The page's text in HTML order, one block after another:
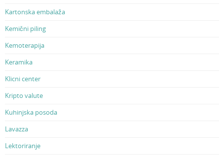
Kartonska embalaža
Kemični piling
Kemoterapija
Keramika
Klicni center
Kripto valute
Kuhinjska posoda
Lavazza
Lektoriranje